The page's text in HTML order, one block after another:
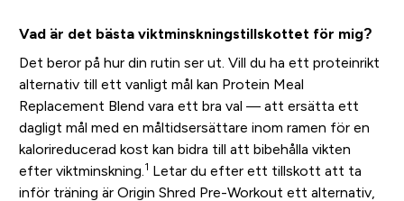
Vad är det bästa viktminskningstillskottet för mig?
Det beror på hur din rutin ser ut. Vill du ha ett proteinrikt
alternativ till ett vanligt mål kan Protein Meal
Replacement Blend vara ett bra val — att ersätta ett
dagligt mål med en måltidsersättare inom ramen för en
kalorireducerad kost kan bidra till att bibehålla vikten
efter viktminskning. 1 Letar du efter ett tillskott att ta
inför träning är Origin Shred Pre-Workout ett alternativ,